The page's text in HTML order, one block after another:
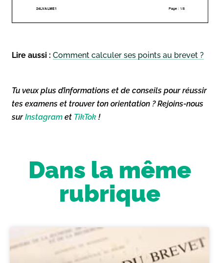
Lire aussi : Comment calculer ses points au brevet ?
Tu veux plus d’informations et de conseils pour réussir
tes examens et trouver ton orientation ? Rejoins-nous
surInstagram et TikTok !
Dans la même
rubrique